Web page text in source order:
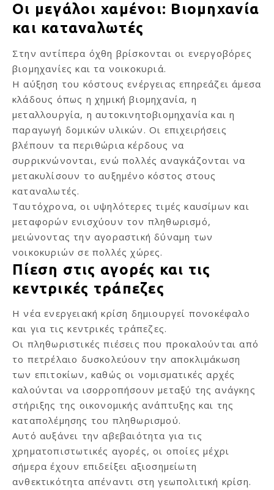
Οι μεγάλοι χαμένοι: Βιομηχανία
και καταναλωτές
Στην αντίπερα όχθη βρίσκονται οι ενεργοβόρες
βιομηχανίες και τα νοικοκυριά.
Η αύξηση του κόστους ενέργειας επηρεάζει άμεσα
κλάδους όπως η χημική βιομηχανία, η
μεταλλουργία, η αυτοκινητοβιομηχανία και η
παραγωγή δομικών υλικών. Οι επιχειρήσεις
βλέπουν τα περιθώρια κέρδους να
συρρικνώνονται, ενώ πολλές αναγκάζονται να
μετακυλίσουν το αυξημένο κόστος στους
καταναλωτές.
Ταυτόχρονα, οι υψηλότερες τιμές καυσίμων και
μεταφορών ενισχύουν τον πληθωρισμό,
μειώνοντας την αγοραστική δύναμη των
νοικοκυριών σε πολλές χώρες.
Πίεση στις αγορές και τις
κεντρικές τράπεζες
Η νέα ενεργειακή κρίση δημιουργεί πονοκέφαλο
και για τις κεντρικές τράπεζες.
Οι πληθωριστικές πιέσεις που προκαλούνται από
το πετρέλαιο δυσκολεύουν την αποκλιμάκωση
των επιτοκίων, καθώς οι νομισματικές αρχές
καλούνται να ισορροπήσουν μεταξύ της ανάγκης
στήριξης της οικονομικής ανάπτυξης και της
καταπολέμησης του πληθωρισμού.
Αυτό αυξάνει την αβεβαιότητα για τις
χρηματοπιστωτικές αγορές, οι οποίες μέχρι
σήμερα έχουν επιδείξει αξιοσημείωτη
ανθεκτικότητα απέναντι στη γεωπολιτική κρίση.